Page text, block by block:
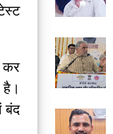
कर
बंद